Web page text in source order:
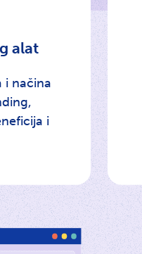
alat
i načina
i